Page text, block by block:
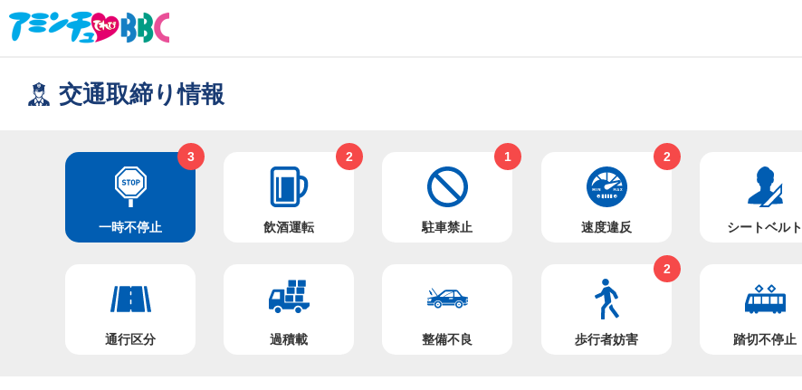
交通取締り情報
一時不停止
3
飲酒運転
2
駐車禁止
1
速度違反
2
シートベルト
通行区分 過積載 整備不良 歩行者妨害
2
踏切不停止